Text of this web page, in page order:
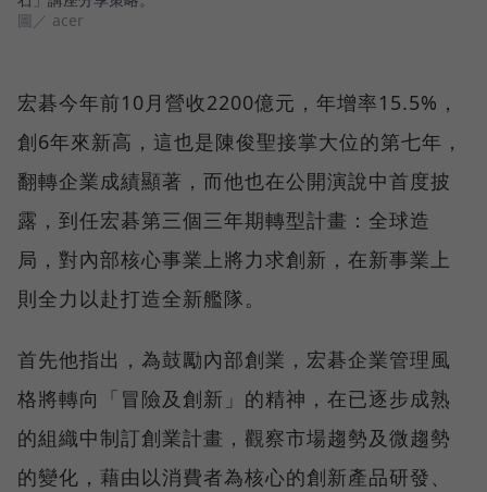
圖／ acer
宏碁今年前10月營收2200億元，年增率15.5%，
創6年來新高，這也是陳俊聖接掌大位的第七年，
翻轉企業成績顯著，而他也在公開演說中首度披
露，到任宏碁第三個三年期轉型計畫：全球造
局，對內部核心事業上將力求創新，在新事業上
則全力以赴打造全新艦隊。
首先他指出，為鼓勵內部創業，宏碁企業管理風
格將轉向「冒險及創新」的精神，在已逐步成熟
的組織中制訂創業計畫，觀察市場趨勢及微趨勢
的變化，藉由以消費者為核心的創新產品研發、